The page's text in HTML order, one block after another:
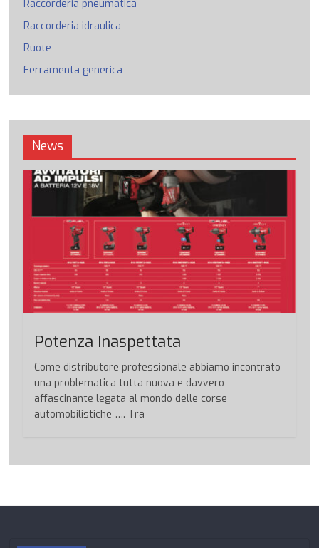
Raccorderia pneumatica
Raccorderia idraulica
Ruote
Ferramenta generica
News
Potenza Inaspettata
Come distributore professionale abbiamo incontrato
una problematica tutta nuova e davvero
affascinante legata al mondo delle corse
automobilistiche …. Tra